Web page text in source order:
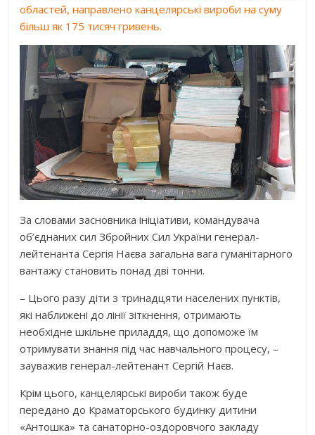
областей, направлено канцелярські вироби на суму
більш як 175 тисяч гривень.
За словами засновника ініціативи, командувача
об’єднаних сил Збройних Сил України генерал-
лейтенанта Сергія Наєва загальна вага гуманітарного
вантажу становить понад дві тонни.
– Цього разу діти з тринадцяти населених пунктів,
які наближені до лінії зіткнення, отримають
необхідне шкільне приладдя, що допоможе їм
отримувати знання під час навчального процесу, –
зауважив генерал-лейтенант Сергій Наєв.
Крім цього, канцелярські вироби також буде
передано до Краматорського будинку дитини
«Антошка» та санаторно-оздоровчого закладу